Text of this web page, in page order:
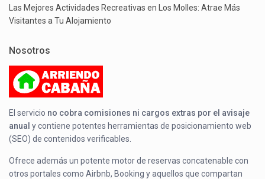
Las Mejores Actividades Recreativas en Los Molles: Atrae Más
Visitantes a Tu Alojamiento
Nosotros
El servicio no cobra comisiones ni cargos extras por el avisaje
anual y contiene potentes herramientas de posicionamiento web
(SEO) de contenidos verificables.
Ofrece además un potente motor de reservas concatenable con
otros portales como Airbnb, Booking y aquellos que compartan